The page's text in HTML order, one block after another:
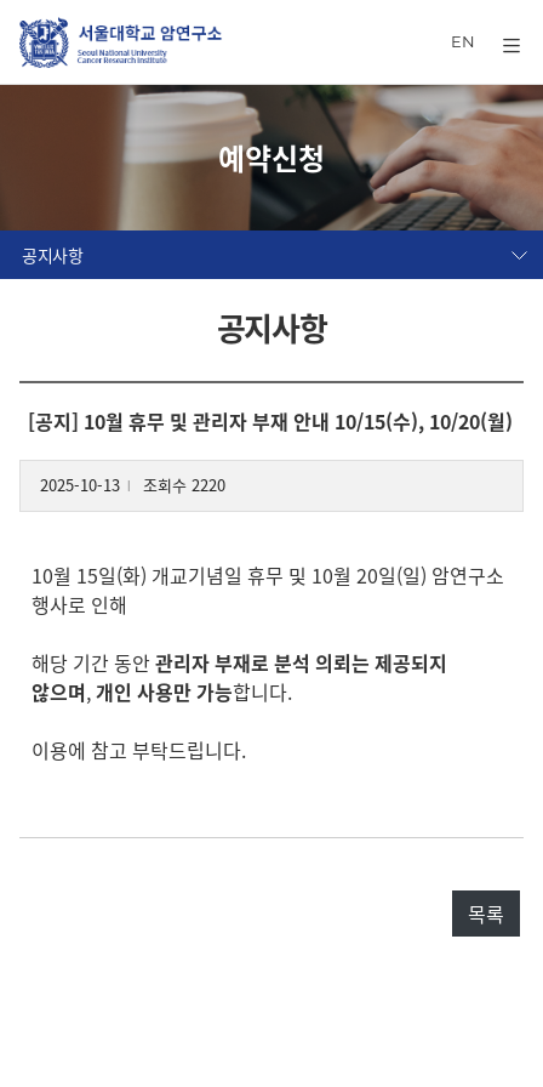
EN
예약신청
공지사항
공지사항
[공지] 10월 휴무 및 관리자 부재 안내 10/15(수), 10/20(월)
2025-10-13 조회수 2220
10월 15일(화) 개교기념일 휴무 및 10월 20일(일) 암연구소
행사로 인해
해당 기간 동안 관리자 부재로 분석 의뢰는 제공되지
않으며,개인 사용만 가능합니다.
이용에 참고 부탁드립니다.
목록